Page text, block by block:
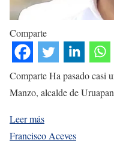
Comparte
Comparte Ha pasado casi
Manzo, alcalde de
Leer más
Francisco Aceves